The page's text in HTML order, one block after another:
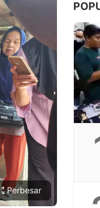
Copy Link
Perbesar